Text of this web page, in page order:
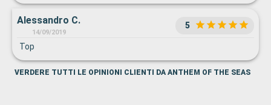
Alessandro C.
14/09/2019
5
Top
VERDERE TUTTI LE OPINIONI CLIENTI DA ANTHEM OF THE SEAS